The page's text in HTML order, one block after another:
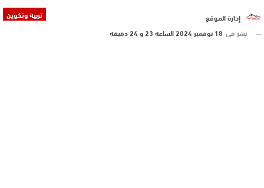
تربية وتكوين
إدارة الموقع
نشر في 18 نوفمبر 2024 الساعة 23 و 24 دقيقة